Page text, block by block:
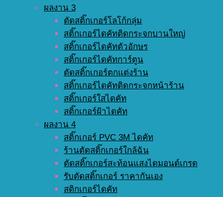
ผลงาน 3
ตัดสติ๊กเกอร์โลโก้กลุ่ม
สติ๊กเกอร์ไดคัทติดกระจกบานใหญ่
สติ๊กเกอร์ไดคัทตัวอักษร
สติ๊กเกอร์ไดคัทการ์ตูน
ตัดสติ๊กเกอร์ตกแต่งร้าน
สติ๊กเกอร์ไดคัทติดกระจกหน้าร้าน
สติ๊กเกอร์ใสไดคัท
สติ๊กเกอร์ฝ้าไดคัท
ผลงาน 4
สติ๊กเกอร์ PVC 3M ไดคัท
ร้านตัดสติ๊กเกอร์ใกล้ฉัน
ตัดสติ๊กเกอร์สะท้อนแสงไดมอนด์เกรด
รับตัดสติ๊กเกอร์ ราคากันเอง
สติกเกอร์ไดคัท